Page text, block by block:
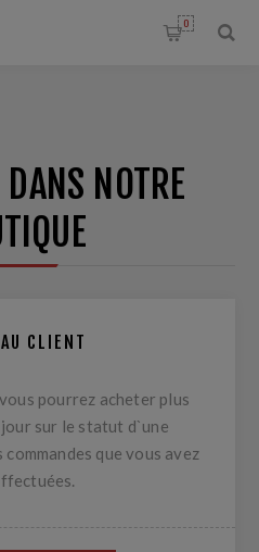
0
DANS NOTRE
CLIENT
pourrez acheter plus
sur le statut d`une
que vous avez